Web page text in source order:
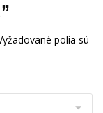
polia sú